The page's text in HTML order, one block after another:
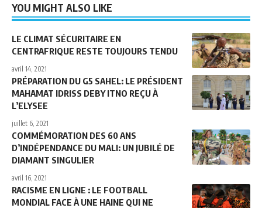
YOU MIGHT ALSO LIKE
LE CLIMAT SÉCURITAIRE EN
CENTRAFRIQUE RESTE TOUJOURS TENDU
avril 14, 2021
PRÉPARATION DU G5 SAHEL: LE PRÉSIDENT
MAHAMAT IDRISS DEBY ITNO REÇU À
L’ELYSEE
juillet 6, 2021
COMMÉMORATION DES 60 ANS
D’INDÉPENDANCE DU MALI: UN JUBILÉ DE
DIAMANT SINGULIER
avril 16, 2021
RACISME EN LIGNE : LE FOOTBALL
MONDIAL FACE À UNE HAINE QUI NE